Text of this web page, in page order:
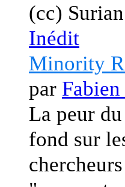
(cc)
Inédit
Minority
par
La peur
fond sur